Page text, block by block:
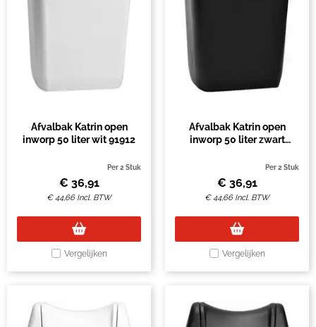
Afvalbak Katrin open
inworp 50 liter wit 91912
Per 2 Stuk
€ 36,91
€44,66 Incl. BTW
Vergelijken
Afvalbak Katrin open
inworp 50 liter zwart
Per 2 Stuk
€ 36,91
€44,66 Incl. BTW
Vergelijken